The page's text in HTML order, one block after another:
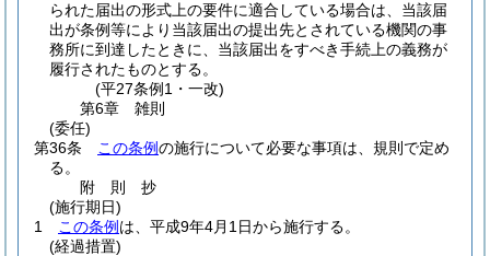
られた届出の形式上の要件に適合している場合は、当該届
出が条例等により当該届出の提出先とされている機関の事
務所に到達したときに、当該届出をすべき手続上の義務が
履行されたものとする。
(平27条例1・一改)
第6章
雑則
(委任)
第36条
この条例の施行について必要な事項は、規則で定め
る。
附 則
抄
(施行期日)
1
この条例 は、平成9年4月1日から施行する。
(経過措置)